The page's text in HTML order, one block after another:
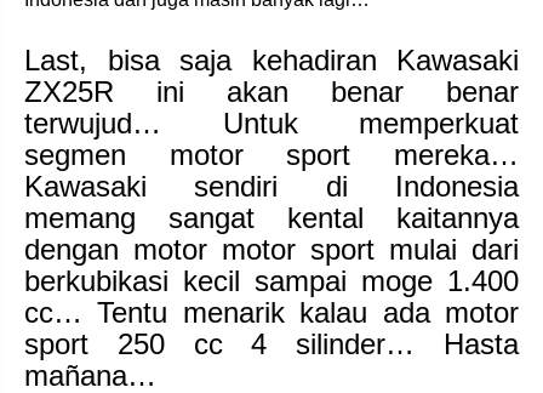
Last, bisa saja kehadiran Kawasaki
ZX25R ini akan benar benar
terwujud… Untuk memperkuat
segmen motor sport mereka…
Kawasaki sendiri di Indonesia
memang sangat kental kaitannya
dengan motor motor sport mulai dari
berkubikasi kecil sampai moge 1.400
cc… Tentu menarik kalau ada motor
sport 250 cc 4 silinder… Hasta
mañana…